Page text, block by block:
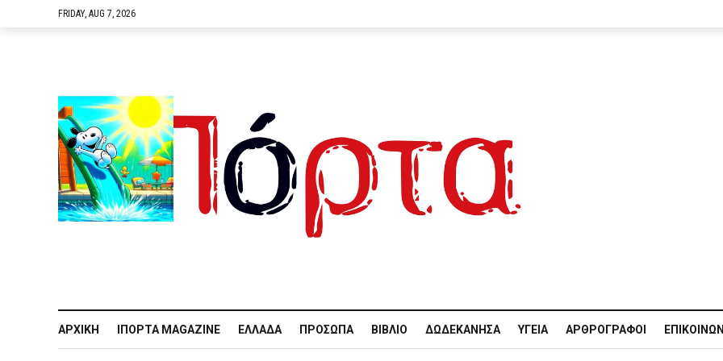
FRIDAY, AUG 7, 2026
ΑΡΧΙΚΉ IΠΌΡΤΑ MAGAZINE ΕΛΛΆΔΑ ΠΡΌΣΩΠΑ ΒΙΒΛΊΟ ΔΩΔΕΚΆΝΗΣΑ ΥΓΕΊΑ ΑΡΘΡΟΓΡΆΦΟΙ